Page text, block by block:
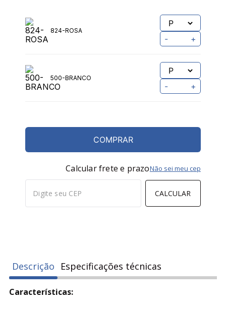
824-ROSA
- +
500-BRANCO
- +
COMPRAR
Calcular frete e prazo
CALCULAR
Não sei meu cep
Descrição Especificações técnicas
Características: